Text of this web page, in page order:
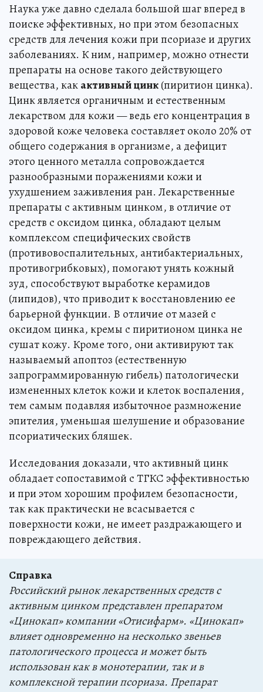
Наука уже давно сделала большой шаг вперед в
поиске эффективных, но при этом безопасных
средств для лечения кожи при псориазе и других
заболеваниях. К ним, например, можно отнести
препараты на основе такого действующего
вещества, какактивный цинк(пиритион цинка).
Цинк является органичным и естественным
лекарством для кожи — ведь его концентрация в
здоровой коже человека составляет около 20% от
общего содержания в организме, а дефицит
этого ценного металла сопровождается
разнообразными поражениями кожи и
ухудшением заживления ран. Лекарственные
препараты с активным цинком, в отличие от
средств с оксидом цинка, обладают целым
комплексом специфических свойств
(противовоспалительных, антибактериальных,
противогрибковых), помогают унять кожный
зуд, способствуют выработке керамидов
(липидов), что приводит к восстановлению ее
барьерной функции. В отличие от мазей с
оксидом цинка, кремы с пиритионом цинка не
сушат кожу. Кроме того, они активируют так
называемый апоптоз (естественную
запрограммированную гибель) патологически
измененных клеток кожи и клеток воспаления,
тем самым подавляя избыточное размножение
эпителия, уменьшая шелушение и образование
псориатических бляшек.
Исследования доказали, что активный цинк
обладает сопоставимой с ТГКС эффективностью
и при этом хорошим профилем безопасности,
так как практически не всасывается с
поверхности кожи, не имеет раздражающего и
повреждающего действия.
Справка
Российский рынок лекарственных средств с
активным цинком представлен препаратом
«Цинокап» компании «Отисифарм». «Цинокап»
влияет одновременно на несколько звеньев
патологического процесса и может быть
использован как в монотерапии, так и в
комплексной терапии псориаза. Препарат